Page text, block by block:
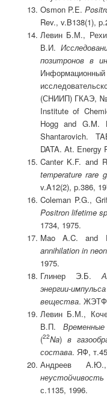
Osmon P.E.
Rev., v.B138(1),
Левин Б.М.,
В.И.
позитронов в
(СНИИП) ГКАЭ,
Institute of
Hogg and G.M.
Shantarovich.
DATA. At. Energy
Canter K.F. and
temperature rare
v.A12(2), p.386,
Coleman P.G.,
Positron lifetime
1734, 1975.
Mao A.C. and
annihilation in
1975.
Глинер Э.Б.
энергии-
вещества. ЖЭТФ,
Левин Б.М.,
В.П. Временные
(22Na) в
состава. ЯФ,
Андреев
с.1135, 1996.